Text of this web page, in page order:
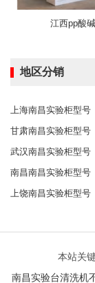
江西pp酸
地区分销
上海南昌实验柜型号
甘肃南昌实验柜型号
武汉南昌实验柜型号
南昌南昌实验柜型号
上饶南昌实验柜型号
本站关
南昌实验台清洗机